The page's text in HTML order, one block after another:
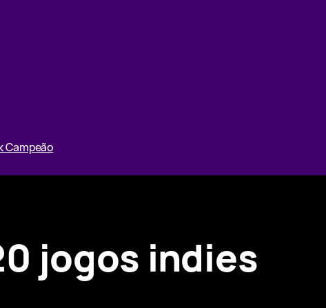
Campeão
jogos indies